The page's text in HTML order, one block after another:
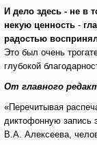
И дело здесь - не в
некую ценность -
радостью
Это был очень
глубокой
От главного
«Перечитывая
диктофонную запись
В.А. Алексеева,